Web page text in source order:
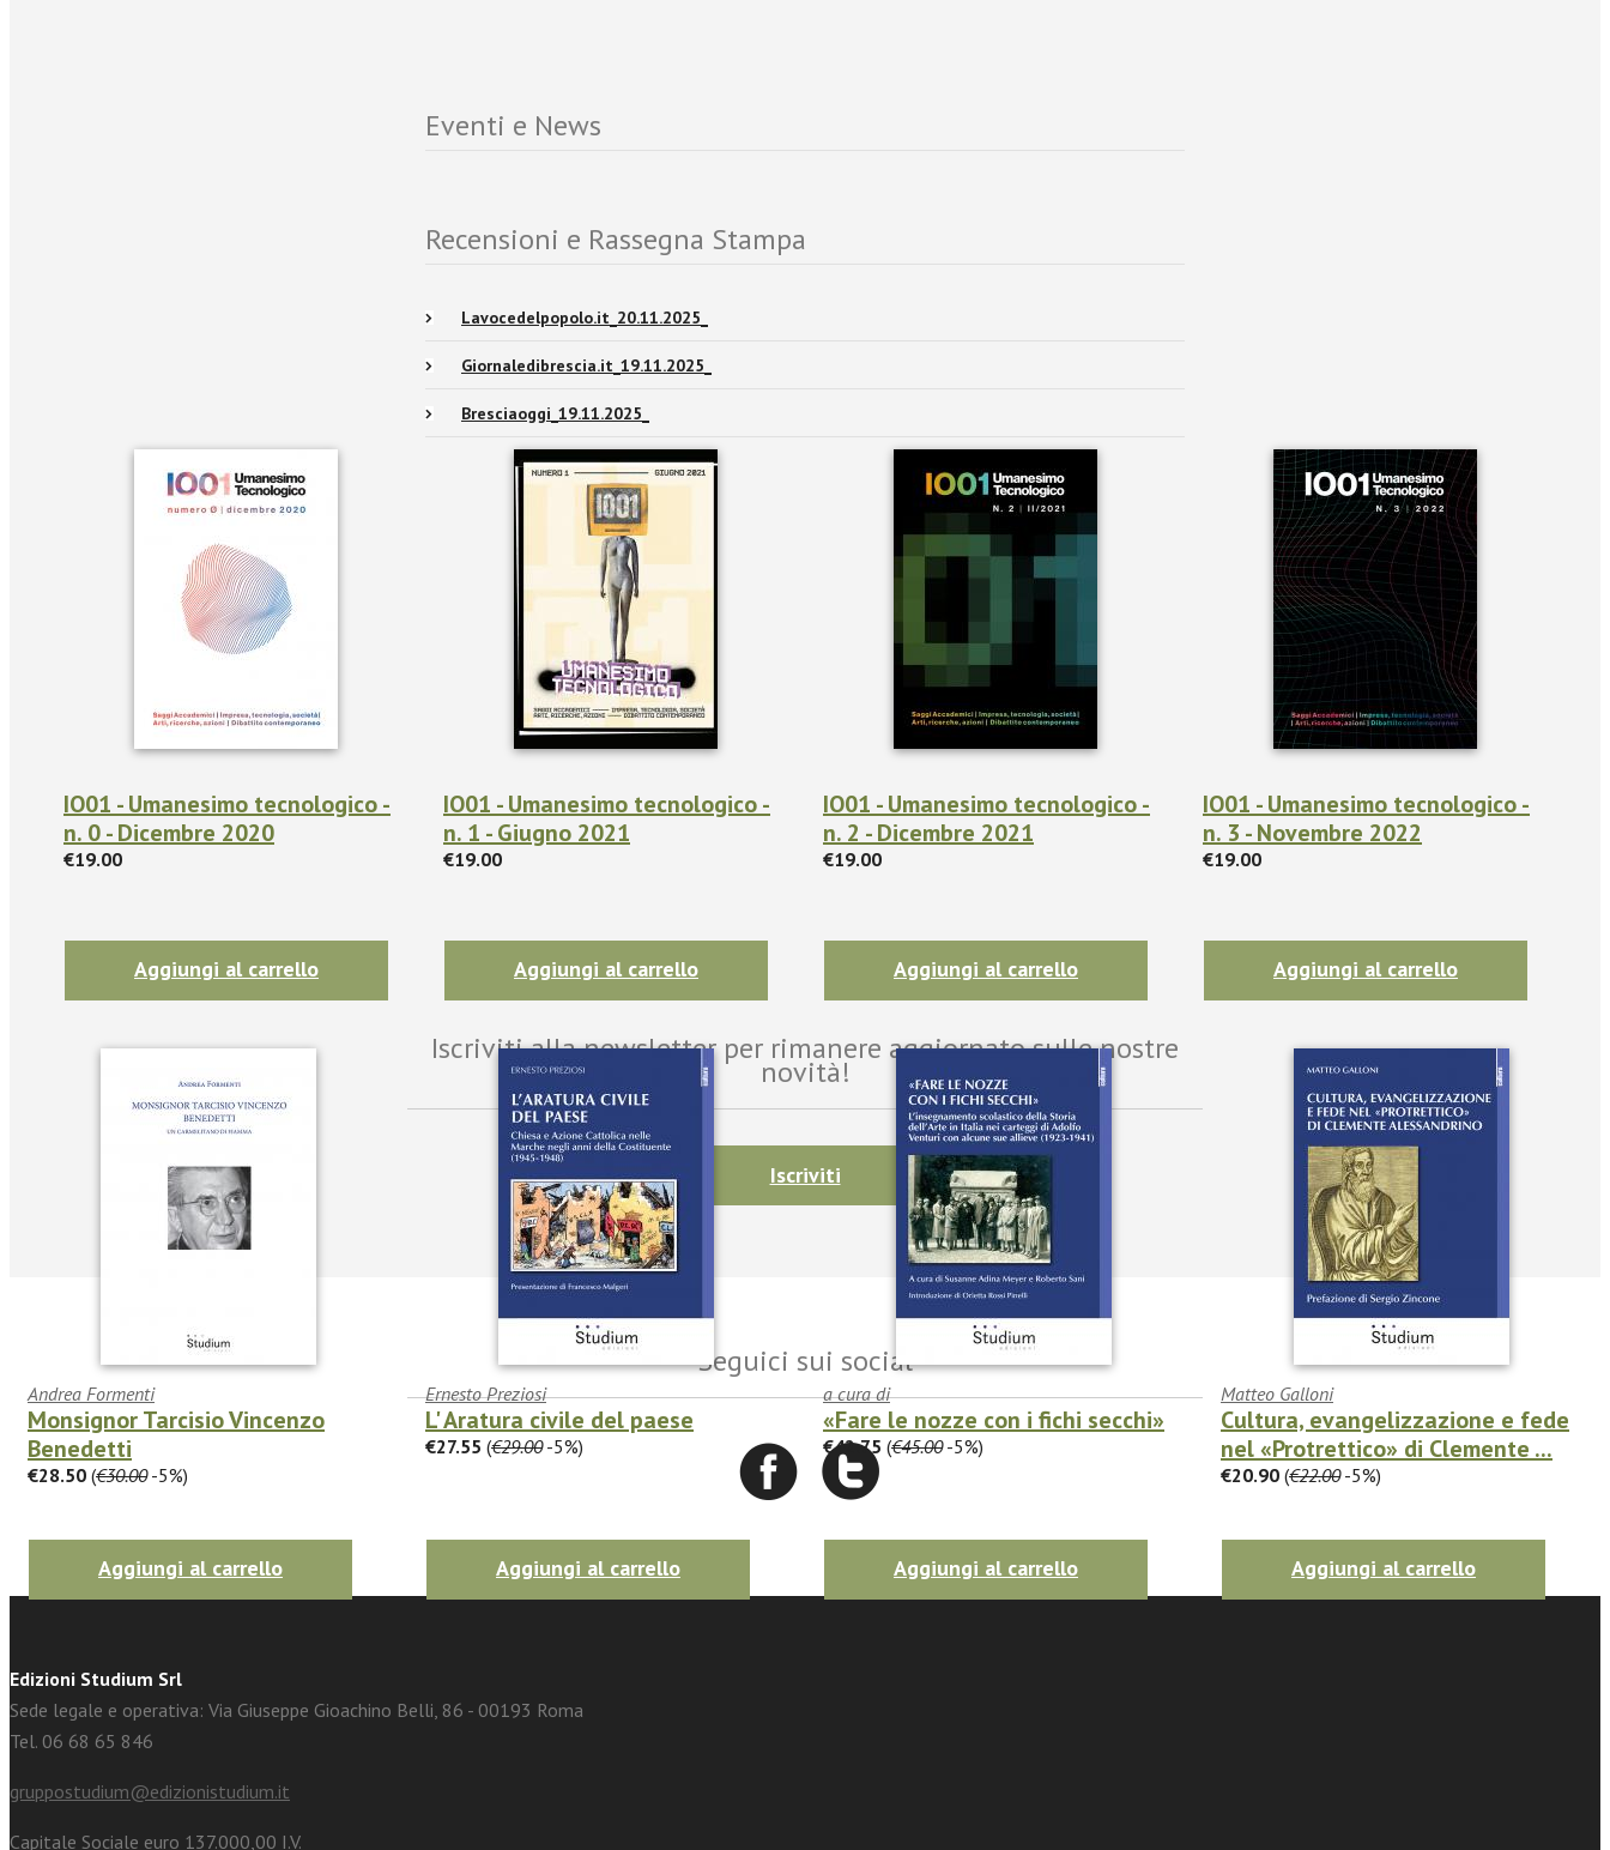
Eventi e News
Recensioni e Rassegna Stampa
Lavocedelpopolo.it_20.11.2025_
Giornaledibrescia.it_19.11.2025_
Bresciaoggi_19.11.2025_
IO01 - Umanesimo tecnologico -
n. 0 - Dicembre 2020
€19.00
Aggiungi al carrello
IO01 - Umanesimo tecnologico -
n. 1 - Giugno 2021
€19.00
Aggiungi al carrello
IO01 - Umanesimo tecnologico -
n. 2 - Dicembre 2021
€19.00
Aggiungi al carrello
IO01 - Umanesimo tecnologico -
n. 3 - Novembre 2022
€19.00
Aggiungi al carrello
Andrea Formenti
Monsignor Tarcisio Vincenzo
Benedetti
€28.50 (€30.00-5%)
Aggiungi al carrello
Ernesto Preziosi
L' Aratura civile del paese
€27.55 (€29.00-5%)
Aggiungi al carrello
a cura di
«Fare le nozze con i fichi secchi»
€42.75 (€45.00-5%)
Aggiungi al carrello
Matteo Galloni
Cultura, evangelizzazione e fede
nel «Protrettico» di Clemente ...
€20.90 (€22.00-5%)
Aggiungi al carrello
Iscriviti alla newsletter per rimanere aggiornato sulle nostre
novità!
Iscriviti
Seguici sui social
Edizioni Studium Srl
Sede legale e operativa: Via Giuseppe Gioachino Belli, 86 - 00193 Roma
Tel. 06 68 65 846
gruppostudium@edizionistudium.it
Capitale Sociale euro 137.000,00 I.V.